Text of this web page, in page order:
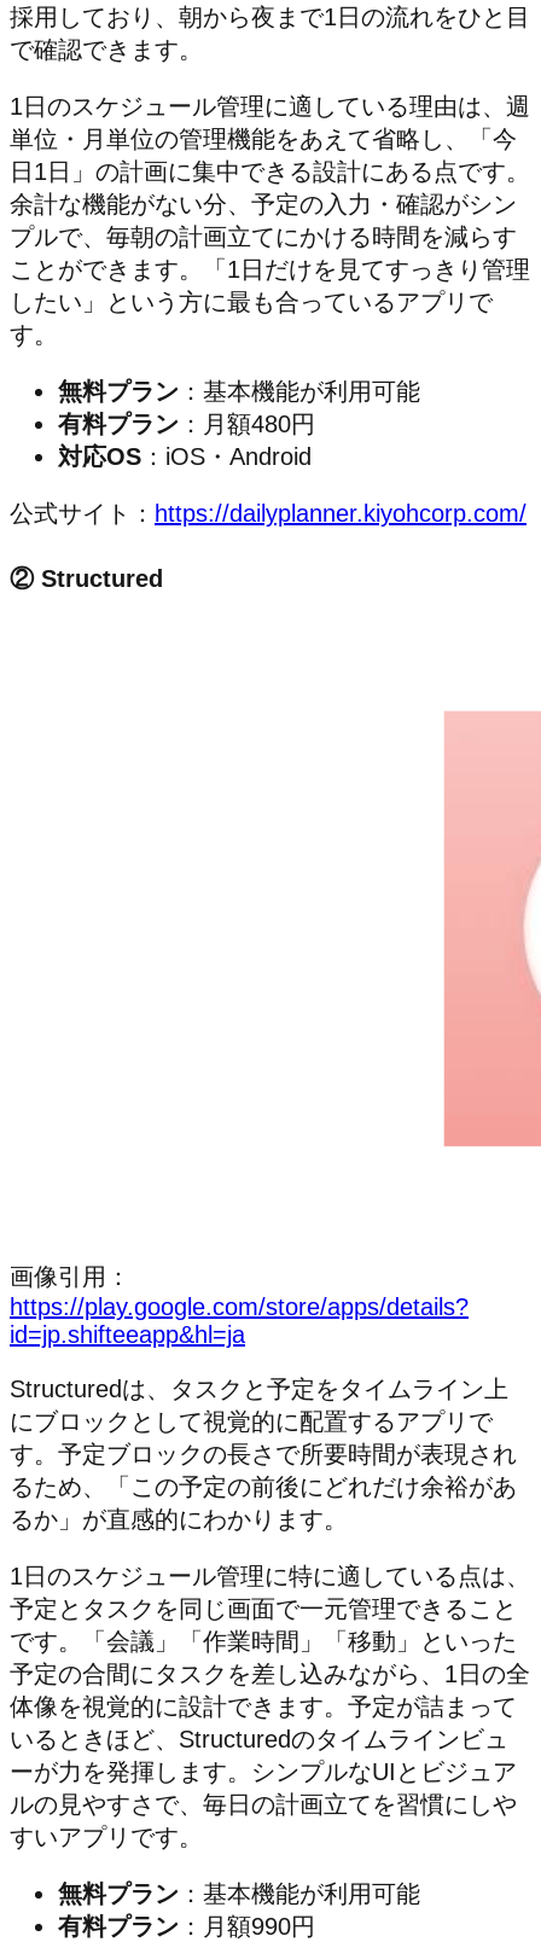
採用しており、朝から夜まで1日の流れをひと目
で確認できます。
1日のスケジュール管理に適している理由は、週
単位・月単位の管理機能をあえて省略し、「今
日1日」の計画に集中できる設計にある点です。
余計な機能がない分、予定の入力・確認がシン
プルで、毎朝の計画立てにかける時間を減らす
ことができます。「1日だけを見てすっきり管理
したい」という方に最も合っているアプリで
す。
無料プラン ：基本機能が利用可能
有料プラン ：月額480円
対応OS ：iOS・Android
公式サイト： https://dailyplanner.kiyohcorp.com/
② Structured
画像引用：
https://play.google.com/store/apps/details?
id=jp.shifteeapp&hl=ja
Structuredは、タスクと予定をタイムライン上
にブロックとして視覚的に配置するアプリで
す。予定ブロックの長さで所要時間が表現され
るため、「この予定の前後にどれだけ余裕があ
るか」が直感的にわかります。
1日のスケジュール管理に特に適している点は、
予定とタスクを同じ画面で一元管理できること
です。「会議」「作業時間」「移動」といった
予定の合間にタスクを差し込みながら、1日の全
体像を視覚的に設計できます。予定が詰まって
いるときほど、Structuredのタイムラインビュ
ーが力を発揮します。シンプルなUIとビジュア
ルの見やすさで、毎日の計画立てを習慣にしや
すいアプリです。
無料プラン ：基本機能が利用可能
有料プラン ：月額990円